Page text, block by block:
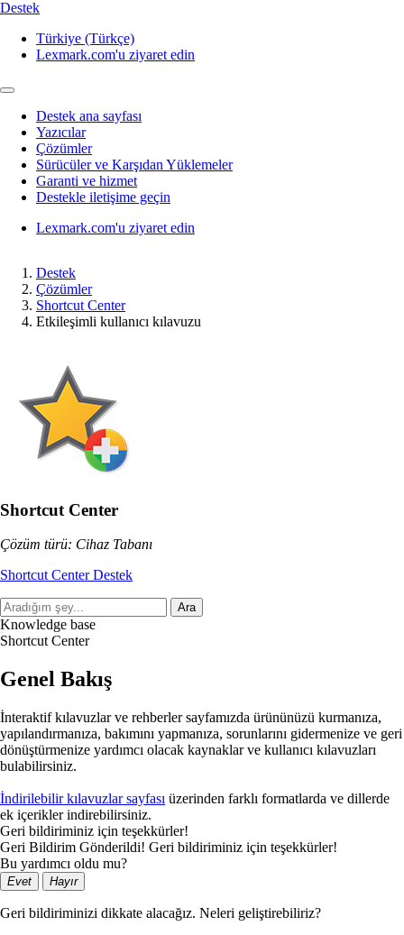
Destek
Türkiye (Türkçe)
Lexmark.com'u ziyaret edin
Destek ana sayfası
Yazıcılar
Çözümler
Sürücüler ve Karşıdan Yüklemeler
Garanti ve hizmet
Destekle iletişime geçin
Lexmark.com'u ziyaret edin
Destek
Çözümler
Shortcut Center
Etkileşimli kullanıcı kılavuzu
Shortcut Center
Çözüm türü: Cihaz Tabanı
Shortcut Center Destek
Ara
Knowledge base
Shortcut Center
Genel Bakış
İnteraktif kılavuzlar ve rehberler sayfamızda ürününüzü kurmanıza,
yapılandırmanıza, bakımını yapmanıza, sorunlarını gidermenize ve geri
dönüştürmenize yardımcı olacak kaynaklar ve kullanıcı kılavuzları
bulabilirsiniz.
İndirilebilir kılavuzlar sayfası üzerinden farklı formatlarda ve dillerde
ek içerikler indirebilirsiniz.
Geri bildiriminiz için teşekkürler!
Geri Bildirim Gönderildi! Geri bildiriminiz için teşekkürler!
Bu yardımcı oldu mu?
Evet Hayır
Geri bildiriminizi dikkate alacağız. Neleri geliştirebiliriz?